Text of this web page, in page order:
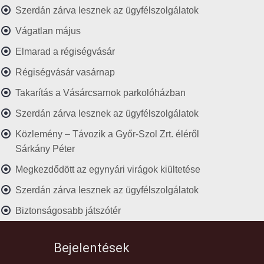
Szerdán zárva lesznek az ügyfélszolgálatok
Vágatlan május
Elmarad a régiségvásár
Régiségvásár vasárnap
Takarítás a Vásárcsarnok parkolóházban
Szerdán zárva lesznek az ügyfélszolgálatok
Közlemény – Távozik a Győr-Szol Zrt. éléről
Sárkány Péter
Megkezdődött az egynyári virágok kiültetése
Szerdán zárva lesznek az ügyfélszolgálatok
Biztonságosabb játszótér
Bejelentések